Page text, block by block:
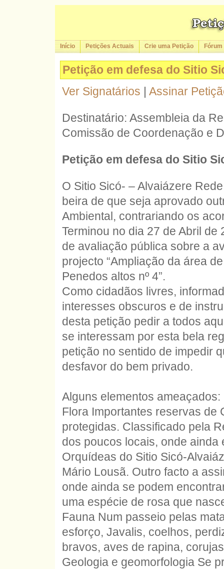
Início Petições Actuais Crie uma Petição Fórum
Petição em defesa do Sitio
Ver Signatários | Assinar
Destinatário: Assembleia da
Comissão de Coordenação e
Petição em defesa do Sitio
O Sitio Sicó- – Alvaiázere
beira de que seja aprovado
Ambiental, contrariando os
Terminou no dia 27 de Abril
de avaliação pública sobre a
projecto “Ampliação da área
Penedos altos nº 4”.
Como cidadãos livres,
interesses obscuros e de
desta petição pedir a todos
se interessam por esta bela
petição no sentido de impedir
desfavor do bem privado.
Alguns elementos ameaçados:
Flora Importantes reservas de
protegidas. Classificado pela
dos poucos locais, onde ainda
Orquídeas do Sitio Sicó-
Mário Lousã. Outro facto a
onde ainda se podem
uma espécie de rosa que
Fauna Num passeio pelas
esforço, Javalis, coelhos,
bravos, aves de rapina,
Geologia e geomorfologia Se